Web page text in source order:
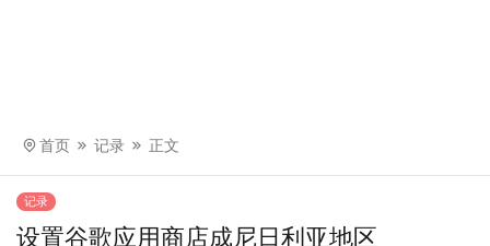
首页 记录 正文
记录
设置谷歌应用商店成尼日利亚地区